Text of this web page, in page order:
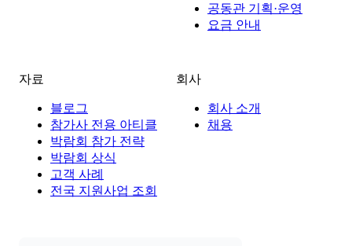
공동관 기획·운영
요금 안내
자료
블로그
참가사 전용 아티클
박람회 참가 전략
박람회 상식
고객 사례
전국 지원사업 조회
회사
회사 소개
채용